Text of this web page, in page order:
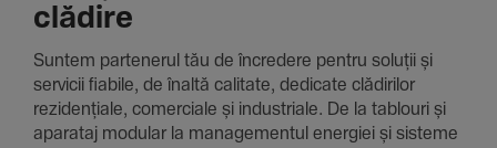
clădire
Suntem parte­nerul tău de încre­dere pentru soluții și
servicii fiabile, de înaltă cali­tate, dedi­cate clădi­rilor
rezi­den­țiale, comer­ciale și indus­triale. De la tablouri și
aparataj modular la managementul energiei și sisteme